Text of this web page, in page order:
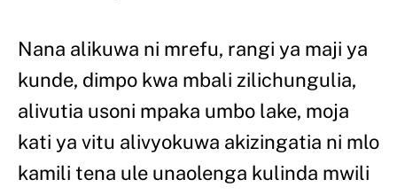
Nana alikuwa ni mrefu, rangi ya maji ya
kunde, dimpo kwa mbali zilichungulia,
alivutia usoni mpaka umbo lake, moja
kati ya vitu alivyokuwa akizingatia ni mlo
kamili tena ule unaolenga kulinda mwili